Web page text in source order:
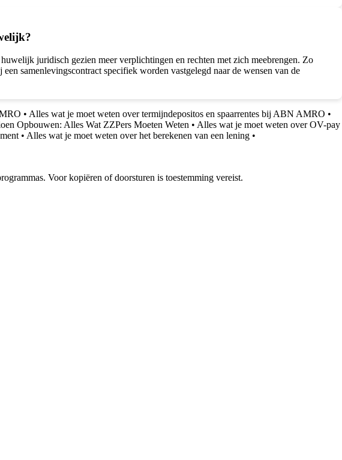
juridisch gezien meer verplichtingen en rechten met zich meebrengen. Zo
samenlevingscontract specifiek worden vastgelegd naar de wensen van de
• Alles wat je moet weten over termijndepositos en spaarrentes bij ABN AMRO •
Opbouwen: Alles Wat ZZPers Moeten Weten • Alles wat je moet weten over OV-pay
• Alles wat je moet weten over het berekenen van een lening •
Voor kopiëren of doorsturen is toestemming vereist.